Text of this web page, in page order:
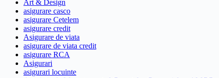
Art & Design
asigurare casco
asigurare Cetelem
asigurare credit
Asigurare de viata
asigurare de viata credit
asigurare RCA
Asigurari
asigurari locuinte